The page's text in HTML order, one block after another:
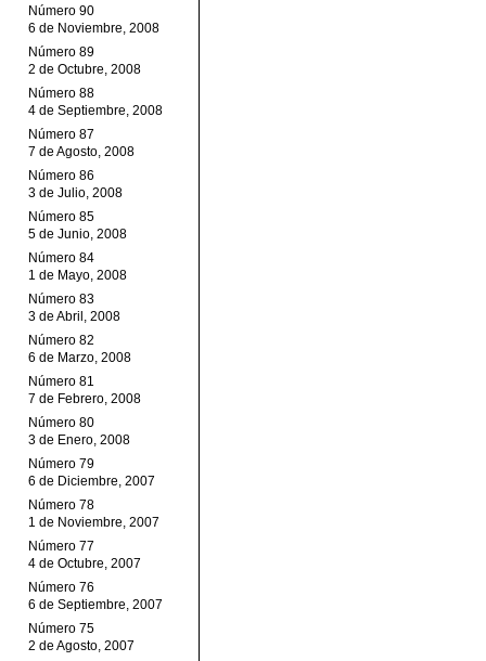
Número 90
6 de Noviembre, 2008
Número 89
2 de Octubre, 2008
Número 88
4 de Septiembre, 2008
Número 87
7 de Agosto, 2008
Número 86
3 de Julio, 2008
Número 85
5 de Junio, 2008
Número 84
1 de Mayo, 2008
Número 83
3 de Abril, 2008
Número 82
6 de Marzo, 2008
Número 81
7 de Febrero, 2008
Número 80
3 de Enero, 2008
Número 79
6 de Diciembre, 2007
Número 78
1 de Noviembre, 2007
Número 77
4 de Octubre, 2007
Número 76
6 de Septiembre, 2007
Número 75
2 de Agosto, 2007